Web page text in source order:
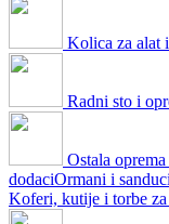
Kolica za alat
Radni sto i
Ostala
dodaciOrmani i sanduci
Koferi, kutije i torbe za